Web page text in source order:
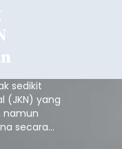
sedikit
(JKN) yang
namun
secara
iuran.